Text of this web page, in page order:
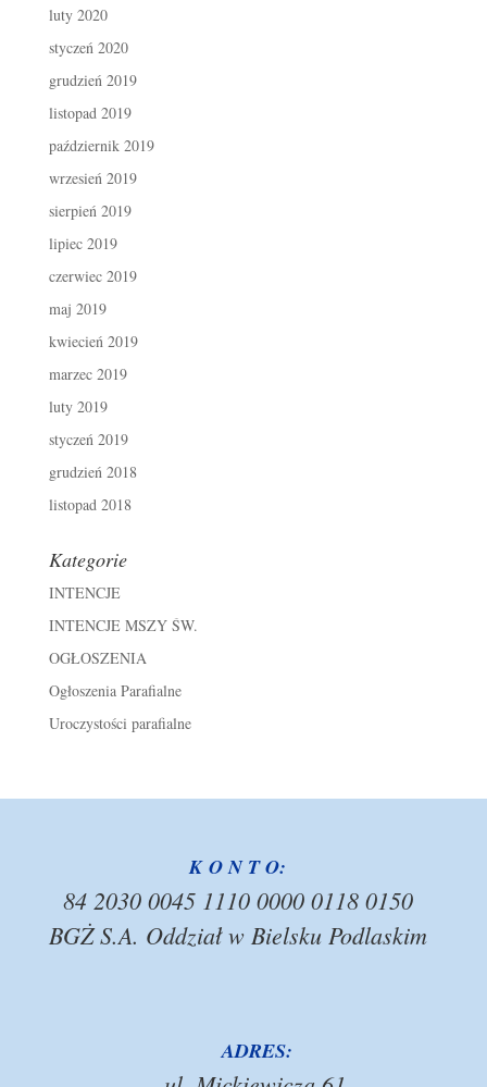
luty 2020
styczeń 2020
grudzień 2019
listopad 2019
październik 2019
wrzesień 2019
sierpień 2019
lipiec 2019
czerwiec 2019
maj 2019
kwiecień 2019
marzec 2019
luty 2019
styczeń 2019
grudzień 2018
listopad 2018
Kategorie
INTENCJE
INTENCJE MSZY ŚW.
OGŁOSZENIA
Ogłoszenia Parafialne
Uroczystości parafialne
K O N T O:
84 2030 0045 1110 0000 0118 0150
BGŻ S.A. Oddział w Bielsku Podlaskim
ADRES: